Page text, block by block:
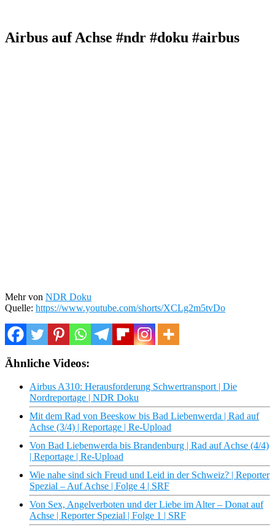
Airbus auf Achse #ndr #doku #airbus
Mehr von NDR Doku
Quelle: https://www.youtube.com/shorts/XCLg2m5tvDo
Ähnliche Videos:
Airbus A310: Herausforderung Schwertransport | Die
Nordreportage | NDR Doku
Mit dem Rad von Beeskow bis Bad Liebenwerda | Rad auf
Achse (3/4) | Reportage | Re-Upload
Von Bad Liebenwerda bis Brandenburg | Rad auf Achse (4/4)
| Reportage | Re-Upload
Wie nahe sind sich Freud und Leid in der Schweiz? | Reporter
Spezial – Auf Achse | Folge 4 | SRF
Von Sex, Angelverboten und der Liebe im Alter – Donat auf
Achse | Reporter Spezial | Folge 1 | SRF